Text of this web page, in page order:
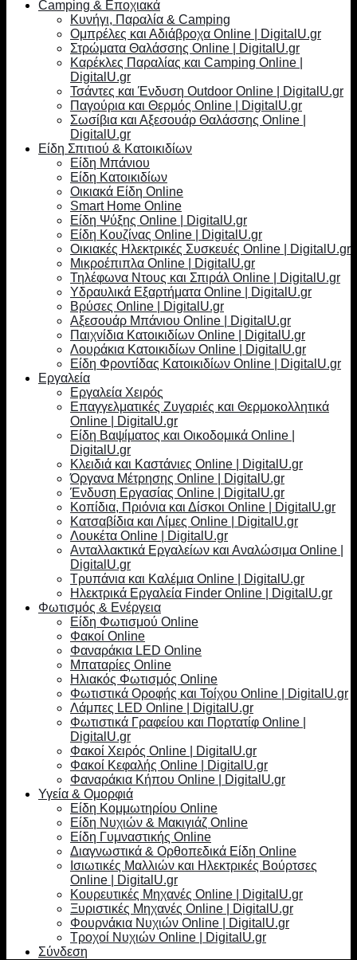
Camping & Εποχιακά
Κυνήγι, Παραλία & Camping
Ομπρέλες και Αδιάβροχα Online | DigitalU.gr
Στρώματα Θαλάσσης Online | DigitalU.gr
Καρέκλες Παραλίας και Camping Online |
DigitalU.gr
Τσάντες και Ένδυση Outdoor Online | DigitalU.gr
Παγούρια και Θερμός Online | DigitalU.gr
Σωσίβια και Αξεσουάρ Θαλάσσης Online |
DigitalU.gr
Είδη Σπιτιού & Κατοικιδίων
Είδη Μπάνιου
Είδη Κατοικιδίων
Οικιακά Είδη Online
Smart Home Online
Είδη Ψύξης Online | DigitalU.gr
Είδη Κουζίνας Online | DigitalU.gr
Οικιακές Ηλεκτρικές Συσκευές Online | DigitalU.gr
Μικροέπιπλα Online | DigitalU.gr
Τηλέφωνα Ντους και Σπιράλ Online | DigitalU.gr
Υδραυλικά Εξαρτήματα Online | DigitalU.gr
Βρύσες Online | DigitalU.gr
Αξεσουάρ Μπάνιου Online | DigitalU.gr
Παιχνίδια Κατοικιδίων Online | DigitalU.gr
Λουράκια Κατοικιδίων Online | DigitalU.gr
Είδη Φροντίδας Κατοικιδίων Online | DigitalU.gr
Εργαλεία
Εργαλεία Χειρός
Επαγγελματικές Ζυγαριές και Θερμοκολλητικά
Online | DigitalU.gr
Είδη Βαψίματος και Οικοδομικά Online |
DigitalU.gr
Κλειδιά και Καστάνιες Online | DigitalU.gr
Όργανα Μέτρησης Online | DigitalU.gr
Ένδυση Εργασίας Online | DigitalU.gr
Κοπίδια, Πριόνια και Δίσκοι Online | DigitalU.gr
Κατσαβίδια και Λίμες Online | DigitalU.gr
Λουκέτα Online | DigitalU.gr
Ανταλλακτικά Εργαλείων και Αναλώσιμα Online |
DigitalU.gr
Τρυπάνια και Καλέμια Online | DigitalU.gr
Ηλεκτρικά Εργαλεία Finder Online | DigitalU.gr
Φωτισμός & Ενέργεια
Είδη Φωτισμού Online
Φακοί Online
Φαναράκια LED Online
Μπαταρίες Online
Ηλιακός Φωτισμός Online
Φωτιστικά Οροφής και Τοίχου Online | DigitalU.gr
Λάμπες LED Online | DigitalU.gr
Φωτιστικά Γραφείου και Πορτατίφ Online |
DigitalU.gr
Φακοί Χειρός Online | DigitalU.gr
Φακοί Κεφαλής Online | DigitalU.gr
Φαναράκια Κήπου Online | DigitalU.gr
Υγεία & Ομορφιά
Είδη Κομμωτηρίου Online
Είδη Νυχιών & Μακιγιάζ Online
Είδη Γυμναστικής Online
Διαγνωστικά & Ορθοπεδικά Είδη Online
Ισιωτικές Μαλλιών και Ηλεκτρικές Βούρτσες
Online | DigitalU.gr
Κουρευτικές Μηχανές Online | DigitalU.gr
Ξυριστικές Μηχανές Online | DigitalU.gr
Φουρνάκια Νυχιών Online | DigitalU.gr
Τροχοί Νυχιών Online | DigitalU.gr
Σύνδεση